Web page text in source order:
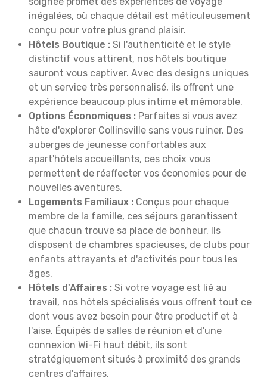
inégalées, où chaque détail est méticuleusement
conçu pour votre plus grand plaisir.
Hôtels Boutique : Si l'authenticité et le style
distinctif vous attirent, nos hôtels boutique
sauront vous captiver. Avec des designs uniques
et un service très personnalisé, ils offrent une
expérience beaucoup plus intime et mémorable.
Options Économiques : Parfaites si vous avez
hâte d'explorer Collinsville sans vous ruiner. Des
auberges de jeunesse confortables aux
apart'hôtels accueillants, ces choix vous
permettent de réaffecter vos économies pour de
nouvelles aventures.
Logements Familiaux : Conçus pour chaque
membre de la famille, ces séjours garantissent
que chacun trouve sa place de bonheur. Ils
disposent de chambres spacieuses, de clubs pour
enfants attrayants et d'activités pour tous les
âges.
Hôtels d'Affaires : Si votre voyage est lié au
travail, nos hôtels spécialisés vous offrent tout ce
dont vous avez besoin pour être productif et à
l'aise. Équipés de salles de réunion et d'une
connexion Wi-Fi haut débit, ils sont
stratégiquement situés à proximité des grands
centres d'affaires.